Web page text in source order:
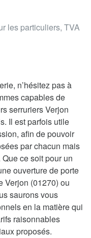
les particuliers, TVA
n’hésitez pas à
capables de
serruriers Verjon
Il est parfois utile
afin de pouvoir
par chacun mais
ce soit pour un
ouverture de porte
Verjon (01270) ou
saurons vous
en la matière qui
raisonnables
proposés.